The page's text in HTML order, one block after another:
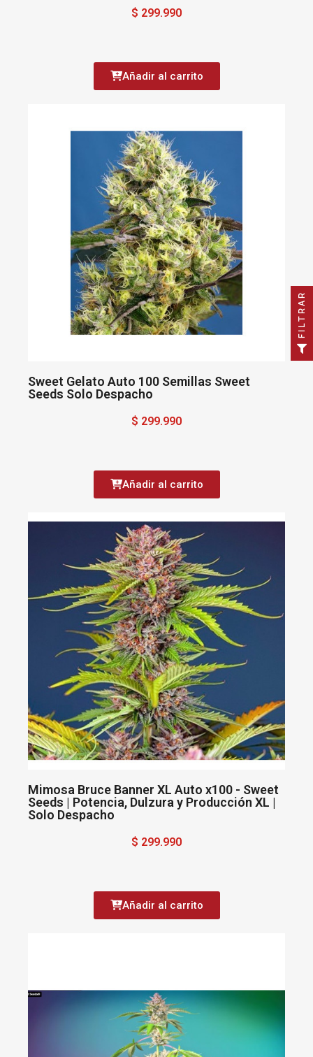
$ 299.990
Añadir al carrito
Sweet Gelato Auto 100 Semillas Sweet
Seeds Solo Despacho
$ 299.990
Añadir al carrito
Mimosa Bruce Banner XL Auto x100 - Sweet
Seeds | Potencia, Dulzura y Producción XL |
Solo Despacho
$ 299.990
Añadir al carrito
FILTRAR